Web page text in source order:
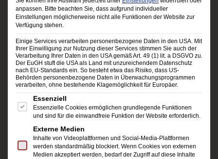
müssen allerdings schnell sein, denn die Tickets
sind jedes Jahr sehr schnell vergriffen.
Events für Sportbegeisterte
Auch Sportfans kommen nicht zu kurz. Viele
Events in Kärntenwidmen sich ganz der Lust
an der Bewegung und laden nicht nur zum
Zuschauen, sondern auch zum Mitmachen ein.
Beim dreitägigen Wörthersee-Halbmarathon
zum Beispiel dreht sich alles nur ums Laufen –
anpassen. Bitte beachten Sie, dass aufgrund individueller
Einstellungen möglicherweise nicht alle Funktionen der Website zur
Verfügung stehen.
Einige Services verarbeiten personenbezogene Daten in den USA. Mit
Ihrer Einwilligung zur Nutzung dieser Services stimmen Sie auch der
Verarbeitung Ihrer Daten in den USA gemäß Art. 49 (1) lit. a DSGVO zu.
Der EuGH stuft die USA als Land mit unzureichendem Datenschutz
nach EU-Standards ein. So besteht etwa das Risiko, dass US-
Behörden personenbezogene Daten in Überwachungsprogrammen
verarbeiten, ohne bestehende Klagemöglichkeit für Europäer.
Es folgt eine Liste der Service-Gruppen, für die eine
Essenziell
Essenzielle Cookies ermöglichen grundlegende Funktionen
und sind für die einwandfreie Funktion der Website erforderlich.
Externe Medien
Inhalte von Videoplattformen und Social-Media-Plattformen
werden standardmäßig blockiert. Wenn Cookies von externen
Medien akzeptiert werden, bedarf der Zugriff auf diese Inhalte